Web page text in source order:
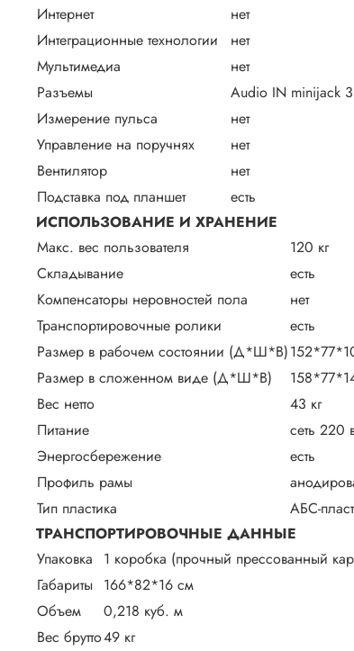
Интернет
нет
Интеграционные технологии
нет
Мультимедиа
нет
Разъемы
Audio IN minijack
Измерение пульса
нет
Управление на поручнях
нет
Вентилятор
нет
Подставка под планшет
есть
ИСПОЛЬЗОВАНИЕ И ХРАНЕНИЕ
Макс. вес пользователя
120 кг
Складывание
есть
Компенсаторы неровностей пола
нет
Транспортировочные ролики
есть
Размер в рабочем состоянии (Д*Ш*В)
Размер в сложенном виде (Д*Ш*В)
Вес нетто
43 кг
Питание
сеть 220
Энергосбережение
есть
Профиль рамы
Тип пластика
АБС-
ТРАНСПОРТИРОВОЧНЫЕ ДАННЫЕ
Упаковка
1 коробка (прочный прессованный
Габариты 166*82*16 см
Объем
0,218 куб. м
Вес брутто49 кг